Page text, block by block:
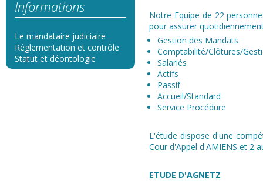
Informations
Le mandataire judiciaire
Réglementation et contrôle
Statut et déontologie
Notre Equipe de 22
pour assurer
Gestion des Mandats
Comptabilité/Clôtures/
Salariés​
Actifs
Passif
Accueil/Standard
Service Procédure
L'étude dispose d'une
Cour d'Appel d'AMIENS et 2
ETUDE D'AGNETZ